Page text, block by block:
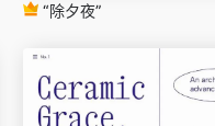
“除夕夜”